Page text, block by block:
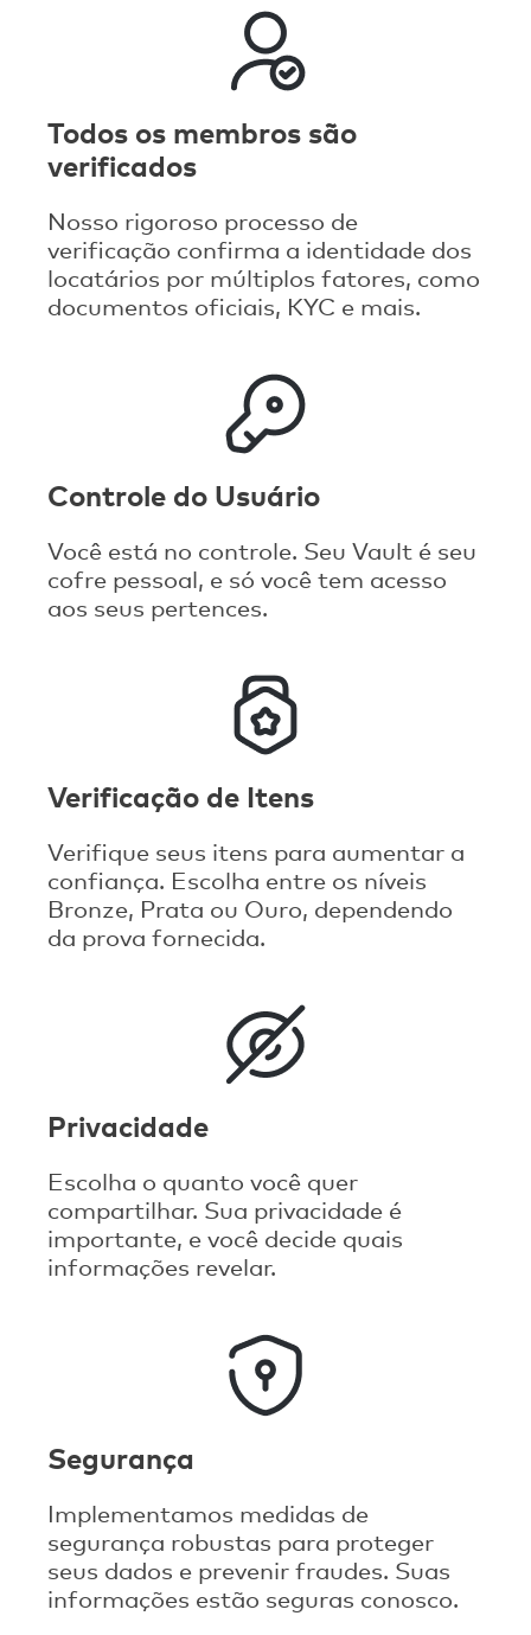
Todos os membros são
verificados
Nosso rigoroso processo de
verificação confirma a identidade dos
locatários por múltiplos fatores, como
documentos oficiais, KYC e mais.
Controle do Usuário
Você está no controle. Seu Vault é seu
cofre pessoal, e só você tem acesso
aos seus pertences.
Verificação de Itens
Verifique seus itens para aumentar a
confiança. Escolha entre os níveis
Bronze, Prata ou Ouro, dependendo
da prova fornecida.
Privacidade
Escolha o quanto você quer
compartilhar. Sua privacidade é
importante, e você decide quais
informações revelar.
Segurança
Implementamos medidas de
segurança robustas para proteger
seus dados e prevenir fraudes. Suas
informações estão seguras conosco.